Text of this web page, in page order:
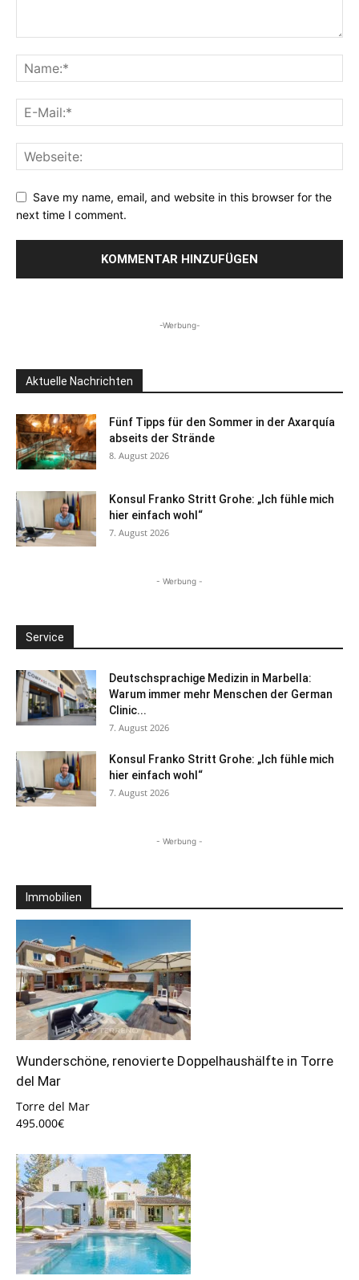
Save my name, email, and website in this browser for the
next time I comment.
-Werbung-
Aktuelle Nachrichten
Fünf Tipps für den Sommer in der Axarquía
abseits der Strände
8. August 2026
Konsul Franko Stritt Grohe: „Ich fühle mich
hier einfach wohl“
7. August 2026
- Werbung -
Service
Deutschsprachige Medizin in Marbella:
Warum immer mehr Menschen der German
Clinic...
7. August 2026
Konsul Franko Stritt Grohe: „Ich fühle mich
hier einfach wohl“
7. August 2026
- Werbung -
Immobilien
Wunderschöne, renovierte Doppelhaushälfte in Torre
del Mar
Torre del Mar
495.000€